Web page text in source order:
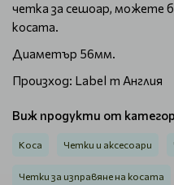
четка за сешоар, можете
косата.
Диаметър 56мм.
Произход: Label m Англия
Виж продукти от
Коса Четки и аксесоари
Четки за изправяне на косата